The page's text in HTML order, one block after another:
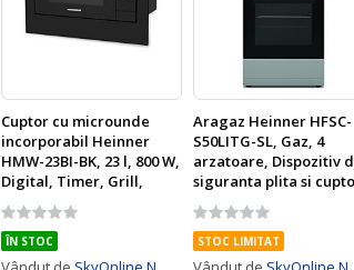
Cuptor cu microunde
incorporabil Heinner
HMW-23BI-BK, 23 l, 800 W,
Digital, Timer, Grill,
Sticla neagra
Rating:
0%
ÎN STOC
Aragaz Heinner HFSC-
S50LITG-SL, Gaz, 4
arzatoare, Dispozitiv
siguranta plita si
Plita cu aprindere
electrica, Timer, Grill,
Sertar inferior pentru
vase, 50 cm, Argintiu
Rating:
0%
STOC LIMITAT